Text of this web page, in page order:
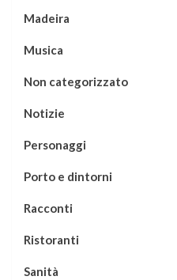
Madeira
Musica
Non categorizzato
Notizie
Personaggi
Porto e dintorni
Racconti
Ristoranti
Sanità